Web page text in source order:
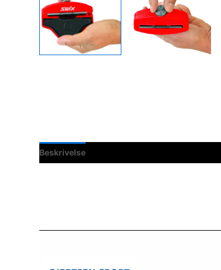
Beskrivelse